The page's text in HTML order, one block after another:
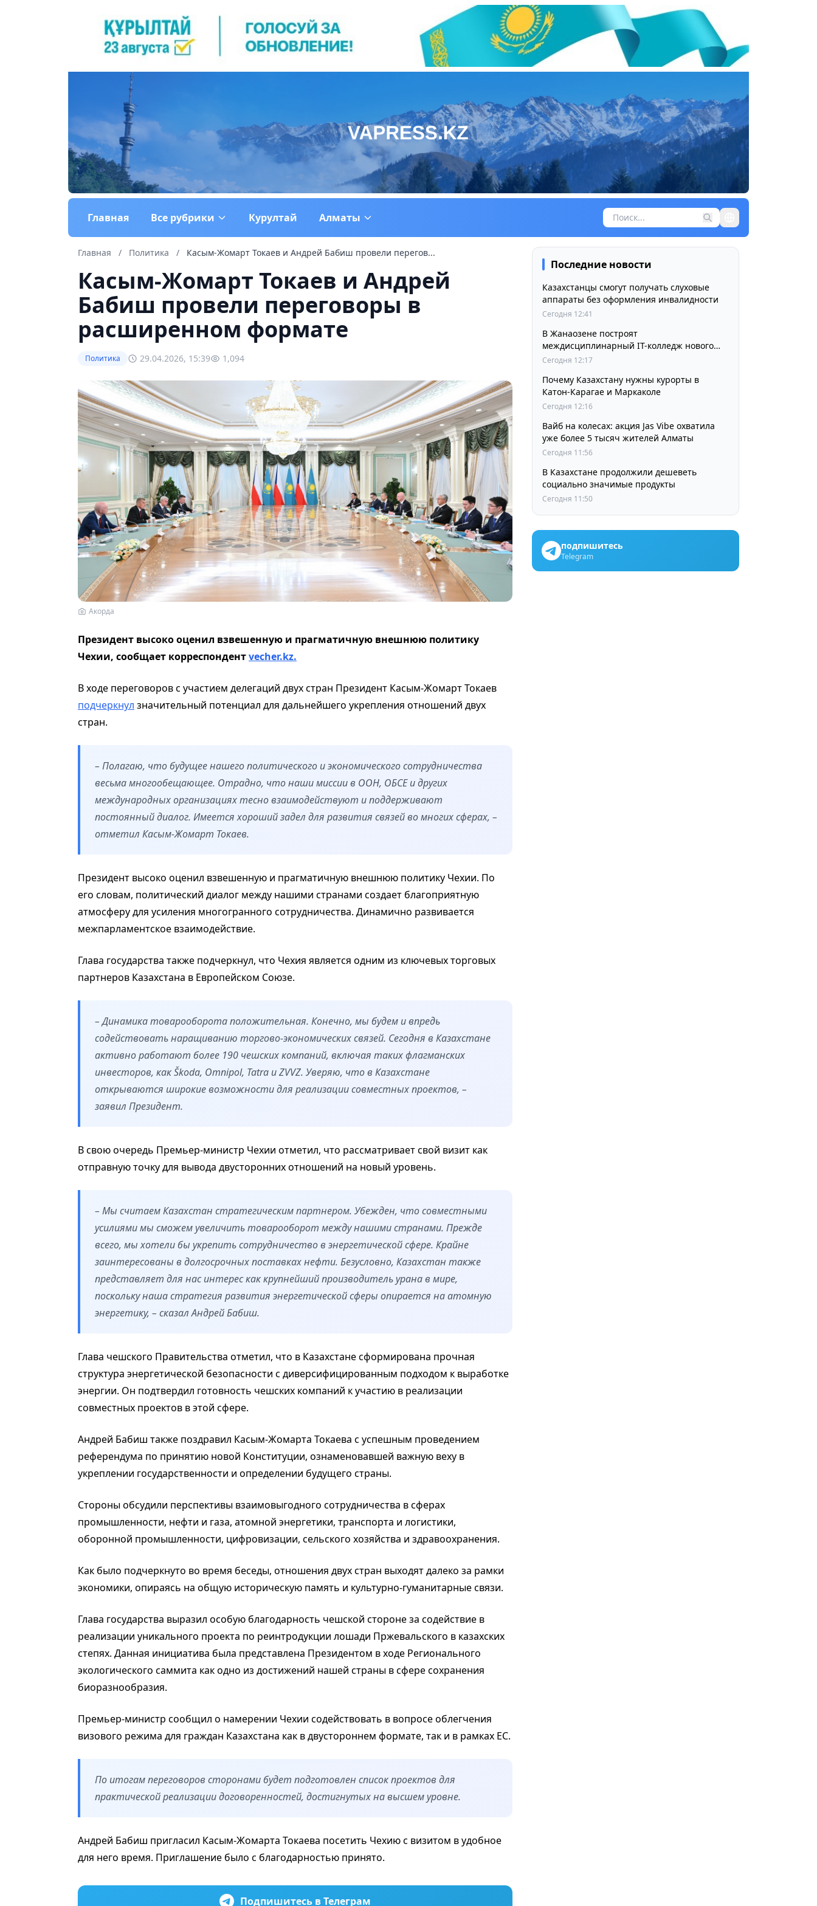
Главная Все рубрики Курултай Алматы
Главная / Политика / Касым-Жомарт Токаев и Андрей Бабиш провели перегов...
Касым-Жомарт Токаев и Андрей
Бабиш провели переговоры в
расширенном формате
Политика 29.04.2026, 15:39 1,094
Акорда
Президент высоко оценил взвешенную и прагматичную внешнюю политику
Чехии, сообщает корреспондентvecher.kz.
В ходе переговоров с участием делегаций двух стран Президент Касым-Жомарт Токаев
подчеркнул значительный потенциал для дальнейшего укрепления отношений двух
стран.
– Полагаю, что будущее нашего политического и экономического сотрудничества
весьма многообещающее. Отрадно, что наши миссии в ООН, ОБСЕ и других
международных организациях тесно взаимодействуют и поддерживают
постоянный диалог. Имеется хороший задел для развития связей во многих сферах, –
отметил Касым-Жомарт Токаев.
Президент высоко оценил взвешенную и прагматичную внешнюю политику Чехии. По
его словам, политический диалог между нашими странами создает благоприятную
атмосферу для усиления многогранного сотрудничества. Динамично развивается
межпарламентское взаимодействие.
Глава государства также подчеркнул, что Чехия является одним из ключевых торговых
партнеров Казахстана в Европейском Союзе.
– Динамика товарооборота положительная. Конечно, мы будем и впредь
содействовать наращиванию торгово-экономических связей. Сегодня в Казахстане
активно работают более 190 чешских компаний, включая таких флагманских
инвесторов, как Škoda, Omnipol, Tatra и ZVVZ. Уверяю, что в Казахстане
открываются широкие возможности для реализации совместных проектов, –
заявил Президент.
В свою очередь Премьер-министр Чехии отметил, что рассматривает свой визит как
отправную точку для вывода двусторонних отношений на новый уровень.
– Мы считаем Казахстан стратегическим партнером. Убежден, что совместными
усилиями мы сможем увеличить товарооборот между нашими странами. Прежде
всего, мы хотели бы укрепить сотрудничество в энергетической сфере. Крайне
заинтересованы в долгосрочных поставках нефти. Безусловно, Казахстан также
представляет для нас интерес как крупнейший производитель урана в мире,
поскольку наша стратегия развития энергетической сферы опирается на атомную
энергетику, – сказал Андрей Бабиш.
Глава чешского Правительства отметил, что в Казахстане сформирована прочная
структура энергетической безопасности с диверсифицированным подходом к выработке
энергии. Он подтвердил готовность чешских компаний к участию в реализации
совместных проектов в этой сфере.
Андрей Бабиш также поздравил Касым-Жомарта Токаева с успешным проведением
референдума по принятию новой Конституции, ознаменовавшей важную веху в
укреплении государственности и определении будущего страны.
Стороны обсудили перспективы взаимовыгодного сотрудничества в сферах
промышленности, нефти и газа, атомной энергетики, транспорта и логистики,
оборонной промышленности, цифровизации, сельского хозяйства и здравоохранения.
Как было подчеркнуто во время беседы, отношения двух стран выходят далеко за рамки
экономики, опираясь на общую историческую память и культурно-гуманитарные связи.
Глава государства выразил особую благодарность чешской стороне за содействие в
реализации уникального проекта по реинтродукции лошади Пржевальского в казахских
степях. Данная инициатива была представлена Президентом в ходе Регионального
экологического саммита как одно из достижений нашей страны в сфере сохранения
биоразнообразия.
Премьер-министр сообщил о намерении Чехии содействовать в вопросе облегчения
визового режима для граждан Казахстана как в двустороннем формате, так и в рамках ЕС.
По итогам переговоров сторонами будет подготовлен список проектов для
практической реализации договоренностей, достигнутых на высшем уровне.
Андрей Бабиш пригласил Касым-Жомарта Токаева посетить Чехию с визитом в удобное
для него время. Приглашение было с благодарностью принято.
Подпишитесь в Телеграм
Последние новости
Казахстанцы смогут получать слуховые
аппараты без оформления инвалидности
Сегодня 12:41
В Жанаозене построят
междисциплинарный IT-колледж нового
поколения
Сегодня 12:17
Почему Казахстану нужны курорты в
Катон-Карагае и Маркаколе
Сегодня 12:16
Вайб на колесах: акция Jas Vibe охватила
уже более 5 тысяч жителей Алматы
Сегодня 11:56
В Казахстане продолжили дешеветь
социально значимые продукты
Сегодня 11:50
подпишитесь
Telegram